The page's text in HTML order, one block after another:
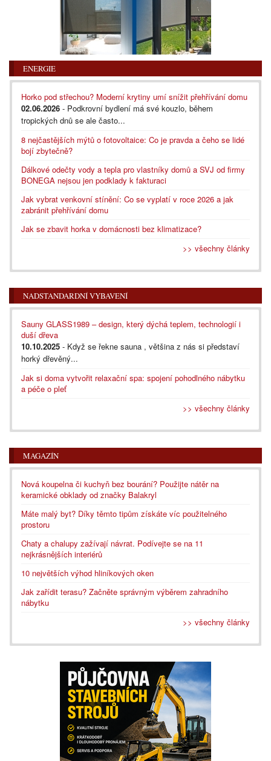
ENERGIE
Horko pod střechou? Moderní krytiny umí snížit přehřívání domu
02.06.2026 - Podkrovní bydlení má své kouzlo, během
tropických dnů se ale často...
8 nejčastějších mýtů o fotovoltaice: Co je pravda a čeho se lidé
bojí zbytečně?
Dálkové odečty vody a tepla pro vlastníky domů a SVJ od firmy
BONEGA nejsou jen podklady k fakturaci
Jak vybrat venkovní stínění: Co se vyplatí v roce 2026 a jak
zabránit přehřívání domu
Jak se zbavit horka v domácnosti bez klimatizace?
>> všechny články
NADSTANDARDNÍ VYBAVENÍ
Sauny GLASS1989 – design, který dýchá teplem, technologií i
duší dřeva
10.10.2025 - Když se řekne sauna , většina z nás si představí
horký dřevěný...
Jak si doma vytvořit relaxační spa: spojení pohodlného nábytku
a péče o pleť
>> všechny články
MAGAZÍN
Nová koupelna či kuchyň bez bourání? Použijte nátěr na
keramické obklady od značky Balakryl
Máte malý byt? Díky těmto tipům získáte víc použitelného
prostoru
Chaty a chalupy zažívají návrat. Podívejte se na 11
nejkrásnějších interiérů
10 největších výhod hliníkových oken
Jak zařídit terasu? Začněte správným výběrem zahradního
nábytku
>> všechny články